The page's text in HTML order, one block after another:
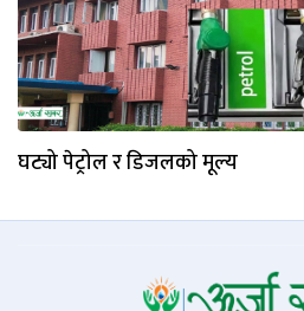
घट्यो पेट्रोल र डिजलको मूल्य